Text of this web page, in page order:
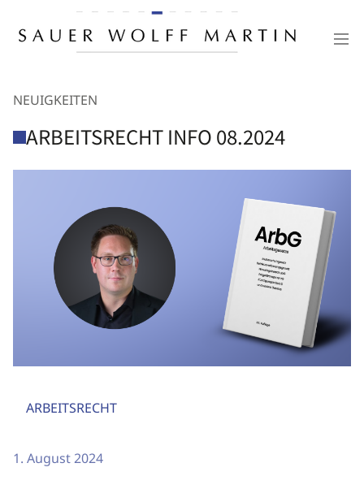
NEUIGKEITEN
ARBEITSRECHT INFO 08.2024
ARBEITSRECHT
1. August 2024